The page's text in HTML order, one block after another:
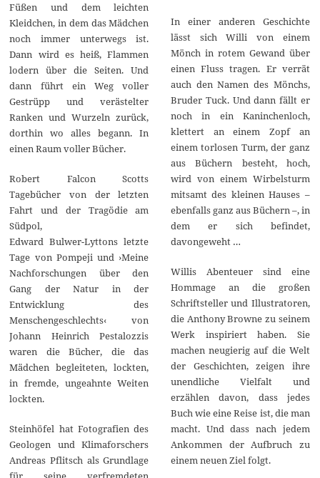
Füßen und dem leichten
Kleidchen, in dem das Mädchen
noch immer unterwegs ist.
Dann wird es heiß, Flammen
lodern über die Seiten. Und
dann führt ein Weg voller
Gestrüpp und verästelter
Ranken und Wurzeln zurück,
dorthin wo alles begann. In
einen Raum voller Bücher.
Robert Falcon Scotts
Tagebücher von der letzten
Fahrt und der Tragödie am
Südpol,
Edward Bulwer-Lyttons letzte
Tage von Pompeji und ›Meine
Nachforschungen über den
Gang der Natur in der
Entwicklung des
Menschengeschlechts‹ von
Johann Heinrich Pestalozzis
waren die Bücher, die das
Mädchen begleiteten, lockten,
in fremde, ungeahnte Weiten
lockten.
Steinhöfel hat Fotografien des
Geologen und Klimaforschers
Andreas Pflitsch als Grundlage
In einer anderen Geschichte
lässt sich Willi von einem
Mönch in rotem Gewand über
einen Fluss tragen. Er verrät
auch den Namen des Mönchs,
Bruder Tuck. Und dann fällt er
noch in ein Kaninchenloch,
klettert an einem Zopf an
einem torlosen Turm, der ganz
aus Büchern besteht, hoch,
wird von einem Wirbelsturm
mitsamt des kleinen Hauses –
ebenfalls ganz aus Büchern –, in
dem er sich befindet,
davongeweht …
Willis Abenteuer sind eine
Hommage an die großen
Schriftsteller und Illustratoren,
die Anthony Browne zu seinem
Werk inspiriert haben. Sie
machen neugierig auf die Welt
der Geschichten, zeigen ihre
unendliche Vielfalt und
erzählen davon, dass jedes
Buch wie eine Reise ist, die man
macht. Und dass nach jedem
Ankommen der Aufbruch zu
einem neuen Ziel folgt.